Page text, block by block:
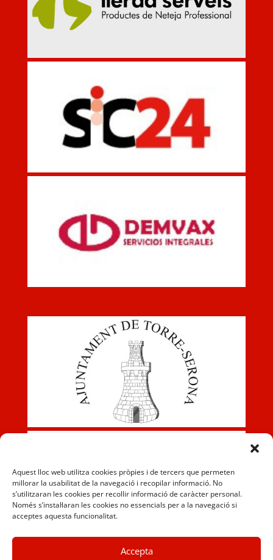
Aquest lloc web utilitza cookies pròpies i de tercers que permeten
millorar la usabilitat de la navegació i recopilar informació. No
s’utilitzaran les cookies per recollir informació de caràcter personal.
Només s’instal·laran les cookies no essencials per a la navegació si
acceptes aquesta funcionalitat.
Accepta